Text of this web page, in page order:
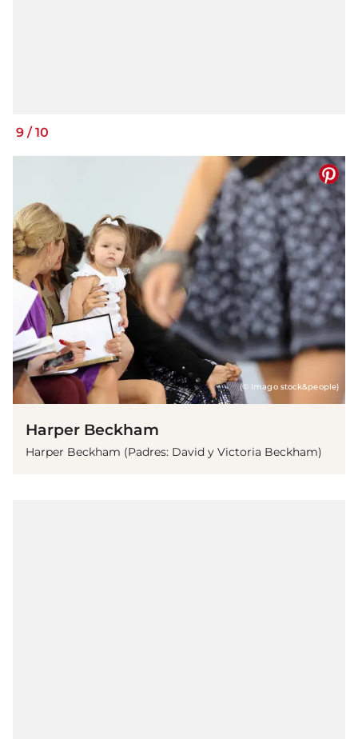
9 / 10
(© Imago stock&people)
Harper Beckham
Harper Beckham (Padres: David y Victoria Beckham)